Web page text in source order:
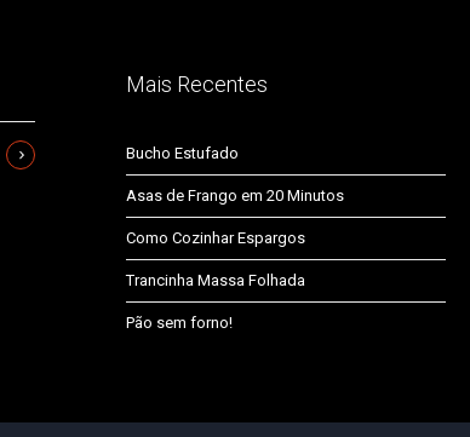
Mais Recentes
Bucho Estufado
Asas de Frango em 20 Minutos
Como Cozinhar Espargos
Trancinha Massa Folhada
Pão sem forno!